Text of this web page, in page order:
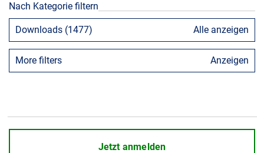
Referenzen
Downloads
Presse & Events
Nach Kategorie filtern
Downloads (1477) Alle anzeigen
More filters Anzeigen
Jetzt anmelden